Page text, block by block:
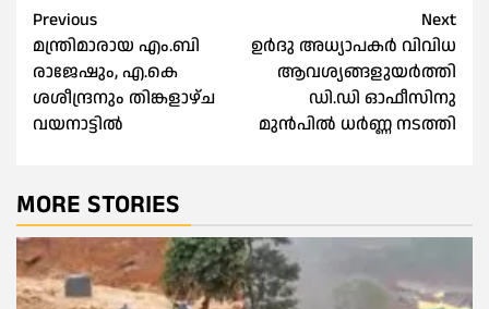
Post
navigation
Previous
മന്ത്രിമാരായ എം.ബി
രാജേഷും, എ.കെ
ശശീന്ദ്രനും തിങ്കളാഴ്ച
വയനാട്ടിൽ
Next
ഉർദു അധ്യാപകർ വിവിധ
ആവശ്യങ്ങളുയർത്തി
ഡി.ഡി ഓഫീസിനു
മുൻപിൽ ധർണ്ണ നടത്തി
MORE STORIES